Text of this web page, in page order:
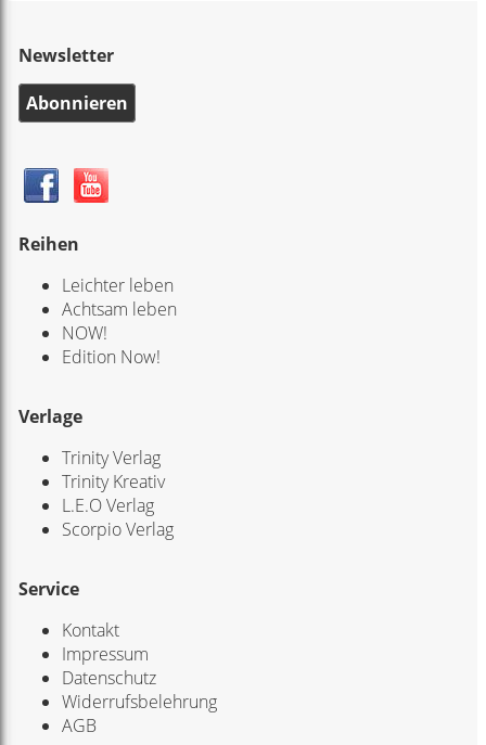
Newsletter
Abonnieren
Reihen
Leichter leben
Achtsam leben
NOW!
Edition Now!
Verlage
Trinity Verlag
Trinity Kreativ
L.E.O Verlag
Scorpio Verlag
Service
Kontakt
Impressum
Datenschutz
Widerrufsbelehrung
AGB